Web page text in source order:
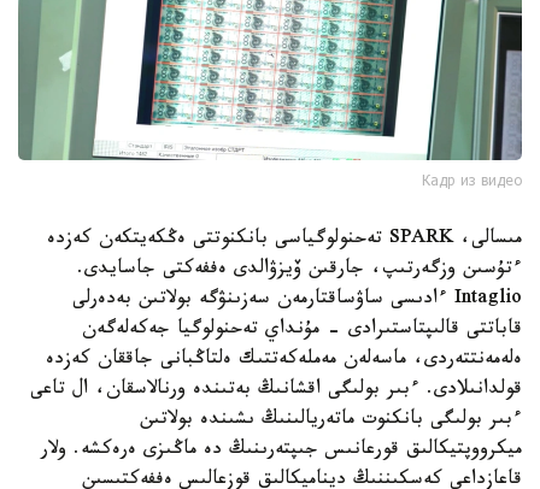
Кадр из видео
مىسالى، SPARK تەحنولوگياسى بانكنوتتى ەڭكەيتكەن كەزدە
ءتۇسىن وزگەرتىپ، جارقىن ۆيزۋالدى ەففەكتى جاسايدى.
Intaglio ءادىسى ساۋساقتارمەن سەزىنۋگە بولاتىن بەدەرلى
قاباتتى قالىپتاستىرادى - مۇنداي تەحنولوگيا جەكەلەگەن
ەلەمەنتتەردى، ماسەلەن مەملەكەتتىك ەلتاڭبانى جاققان كەزدە
قولدانىلادى. ءبىر بولىگى اقشانىڭ بەتىندە ورنالاسقان، ال تاعى
ءبىر بولىگى بانكنوت ماتەريالىنىڭ ىشىندە بولاتىن
ميكرووپتيكالىق قورعانىس جىپتەرىنىڭ دە ماڭىزى ەرەكشە. ولار
قاعازداعى كەسكىننىڭ ديناميكالىق قوزعالىس ەففەكتىسىن